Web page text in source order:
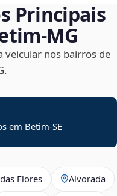
Principais
veicular nos bairros de
em Betim-SE
Flores Alvorada